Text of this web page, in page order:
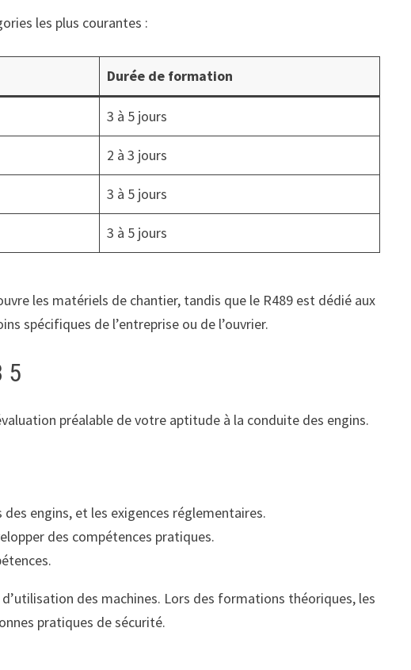
les plus courantes :
Durée de formation
3 à 5 jours
2 à 3 jours
3 à 5 jours
3 à 5 jours
les matériels de chantier, tandis que le R489 est dédié aux
spécifiques de l’entreprise ou de l’ouvrier.
5
préalable de votre aptitude à la conduite des engins.
engins, et les exigences réglementaires.
des compétences pratiques.
des machines. Lors des formations théoriques, les
pratiques de sécurité.